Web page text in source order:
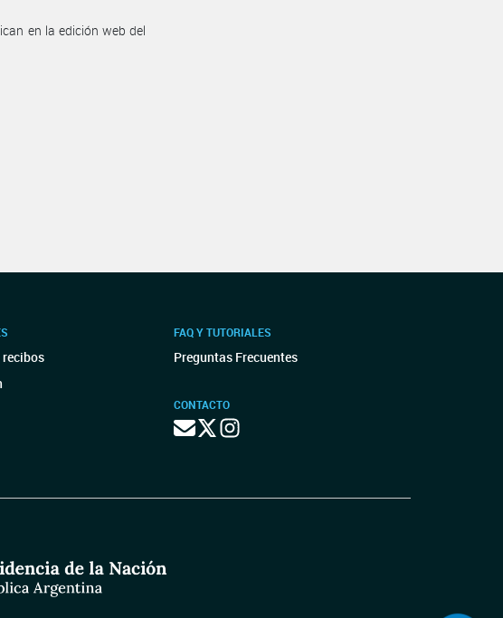
en la edición web del
recibos
FAQ Y TUTORIALES
Preguntas Frecuentes
CONTACTO